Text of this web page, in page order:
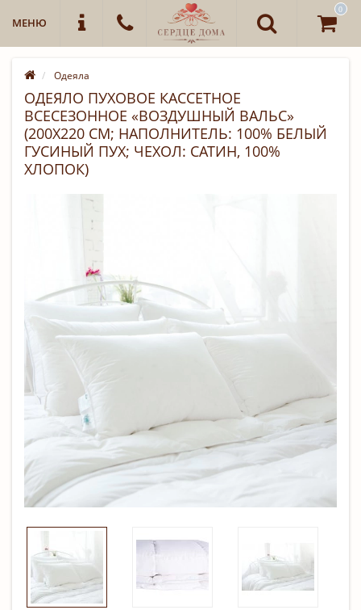
МЕНЮ
0
Одеяла
ОДЕЯЛО ПУХОВОЕ КАССЕТНОЕ
ВСЕСЕЗОННОЕ «ВОЗДУШНЫЙ ВАЛЬС»
(200Х220 СМ; НАПОЛНИТЕЛЬ: 100% БЕЛЫЙ
ГУСИНЫЙ ПУХ; ЧЕХОЛ: САТИН, 100%
ХЛОПОК)